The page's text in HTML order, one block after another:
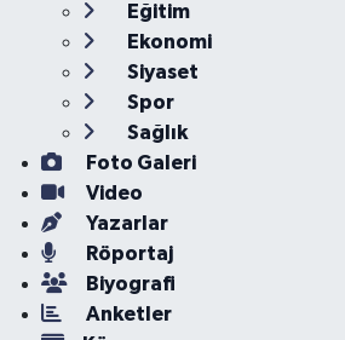
Eğitim
Ekonomi
Siyaset
Spor
Sağlık
Foto Galeri
Video
Yazarlar
Röportaj
Biyografi
Anketler